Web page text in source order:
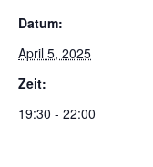
Datum:
April 5, 2025
Zeit:
19:30 - 22:00